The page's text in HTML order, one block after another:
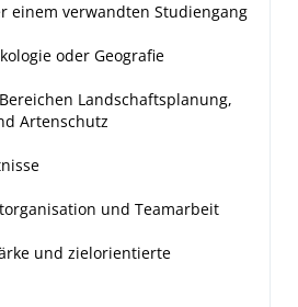
einem verwandten Studiengang
oder Geografie
Landschaftsplanung,
Artenschutz
und Teamarbeit
und zielorientierte